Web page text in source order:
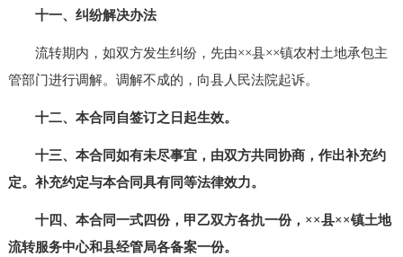
十一、纠纷解决办法
流转期内，如双方发生纠纷，先由××县××镇农村土地承包主
管部门进行调解。调解不成的，向县人民法院起诉。
十二、本合同自签订之日起生效。
十三、本合同如有未尽事宜，由双方共同协商，作出补充约
定。补充约定与本合同具有同等法律效力。
十四、本合同一式四份，甲乙双方各扏一份，××县××镇土地
流转服务中心和县经管局各备案一份。